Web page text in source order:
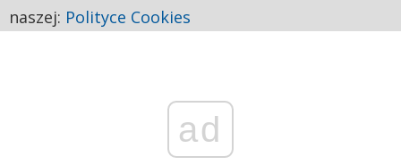
ad
naszej: Polityce Cookies